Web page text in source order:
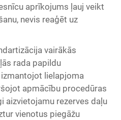
aprīkojums ļauj veikt
nevis reaģēt uz
vairākās
rada papildu
lielapjoma
apmācību procedūras
aizvietojamu rezerves daļu
vienotus piegāžu